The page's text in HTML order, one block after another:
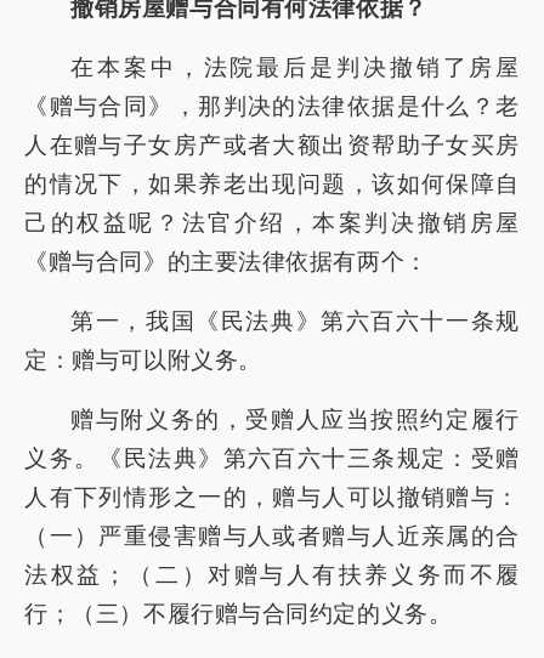
撤销房屋赠与合同有何法律依据？
在本案中，法院最后是判决撤销了房屋
《赠与合同》，那判决的法律依据是什么？老
人在赠与子女房产或者大额出资帮助子女买房
的情况下，如果养老出现问题，该如何保障自
己的权益呢？法官介绍，本案判决撤销房屋
《赠与合同》的主要法律依据有两个：
第一，我国《民法典》第六百六十一条规
定：赠与可以附义务。
赠与附义务的，受赠人应当按照约定履行
义务。《民法典》第六百六十三条规定：受赠
人有下列情形之一的，赠与人可以撤销赠与：
（一）严重侵害赠与人或者赠与人近亲属的合
法权益；（二）对赠与人有扶养义务而不履
行；（三）不履行赠与合同约定的义务。